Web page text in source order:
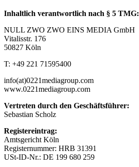
Inhaltlich verantwortlich nach § 5 TMG:
NULL ZWO ZWO EINS MEDIA GmbH
Vitalisstr. 176
50827 Köln
T: +49 221 71595400
info(at)0221mediagroup.com
www.0221mediagroup.com
Vertreten durch den Geschäftsführer:
Sebastian Scholz
Registereintrag:
Amtsgericht Köln
Registernummer: HRB 31391
USt-ID-Nr.: DE 199 680 259